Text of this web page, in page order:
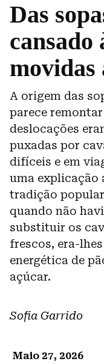
Das
cansado
movidas
A origem das
parece
deslocações
puxadas por
difíceis e em
uma explicação
tradição
quando não
substituir os
frescos, era-
energética de
açúcar.
Sofia Garrido
Maio 27, 2026